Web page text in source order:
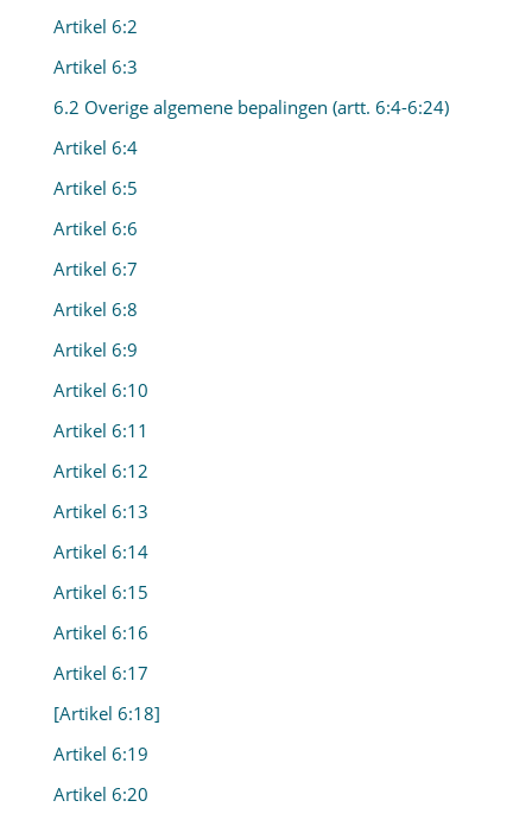
Artikel 6:2
Artikel 6:3
6.2 Overige algemene bepalingen (artt. 6:4-6:24)
Artikel 6:4
Artikel 6:5
Artikel 6:6
Artikel 6:7
Artikel 6:8
Artikel 6:9
Artikel 6:10
Artikel 6:11
Artikel 6:12
Artikel 6:13
Artikel 6:14
Artikel 6:15
Artikel 6:16
Artikel 6:17
[Artikel 6:18]
Artikel 6:19
Artikel 6:20